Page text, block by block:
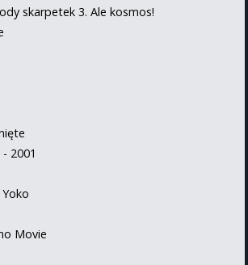
skarpetek 3. Ale kosmos!
2001
Movie